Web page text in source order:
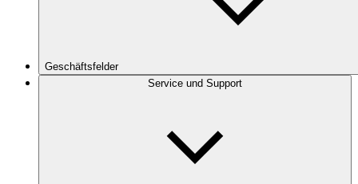
Geschäftsfelder
Service und Support